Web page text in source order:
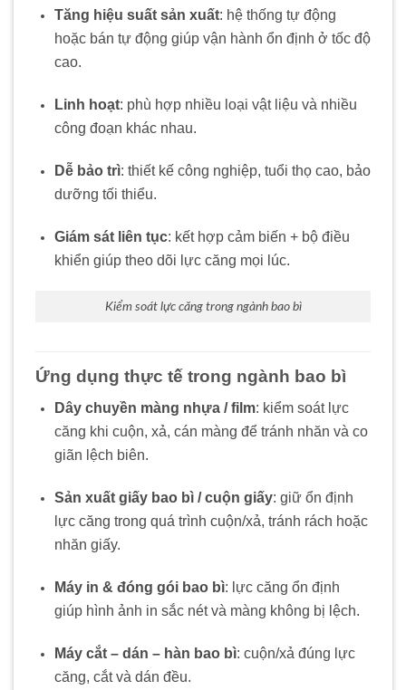
Tăng hiệu suất sản xuất: hệ thống tự động
hoặc bán tự động giúp vận hành ổn định ở tốc độ
cao.
Linh hoạt: phù hợp nhiều loại vật liệu và nhiều
công đoạn khác nhau.
Dễ bảo trì: thiết kế công nghiệp, tuổi thọ cao, bảo
dưỡng tối thiểu.
Giám sát liên tục: kết hợp cảm biến + bộ điều
khiển giúp theo dõi lực căng mọi lúc.
Kiểm soát lực căng trong ngành bao bì
Ứng dụng thực tế trong ngành bao bì
Dây chuyền màng nhựa / film: kiểm soát lực
căng khi cuộn, xả, cán màng để tránh nhăn và co
giãn lệch biên.
Sản xuất giấy bao bì / cuộn giấy: giữ ổn định
lực căng trong quá trình cuộn/xả, tránh rách hoặc
nhăn giấy.
Máy in & đóng gói bao bì: lực căng ổn định
giúp hình ảnh in sắc nét và màng không bị lệch.
Máy cắt – dán – hàn bao bì: cuộn/xả đúng lực
căng, cắt và dán đều.